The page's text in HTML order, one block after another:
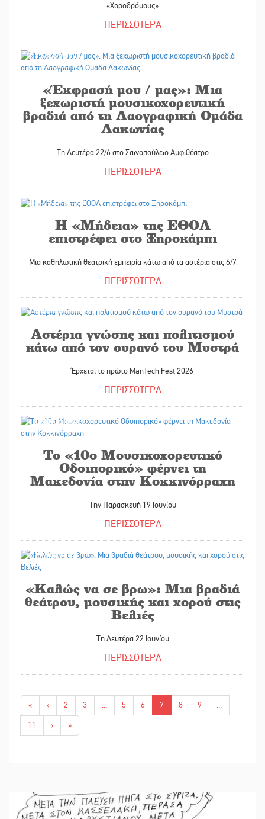
«Χοροδρόμους»
ΠΕΡΙΣΣΟΤΕΡΑ
17/06/2026
«Έκφρασή μου / μας»: Μια
ξεχωριστή μουσικοχορευτική
βραδιά από τη Λαογραφική Ομάδα
Λακωνίας
Τη Δευτέρα 22/6 στο Σαϊνοπούλειο Αμφιθέατρο
ΠΕΡΙΣΣΟΤΕΡΑ
Η «Μήδεια» της ΕΘΟΛ
επιστρέφει στο Ξηροκάμπι
Μια καθηλωτική θεατρική εμπειρία κάτω από τα αστέρια στις 6/7
ΠΕΡΙΣΣΟΤΕΡΑ
Αστέρια γνώσης και πολιτισμού
κάτω από τον ουρανό του Μυστρά
Έρχεται το πρώτο ManTech Fest 2026
ΠΕΡΙΣΣΟΤΕΡΑ
17/06/2026
Το «10ο Μουσικοχορευτικό
Οδοιπορικό» φέρνει τη
Μακεδονία στην Κοκκινόρραχη
Την Παρασκευή 19 Ιουνίου
ΠΕΡΙΣΣΟΤΕΡΑ
17/06/2026
«Καλώς να σε βρω»: Μια βραδιά
θεάτρου, μουσικής και χορού στις
Βελιές
Τη Δευτέρα 22 Ιουνίου
ΠΕΡΙΣΣΟΤΕΡΑ
« ‹ 2 3 ... 5 6 7 8 9
...
11
› »